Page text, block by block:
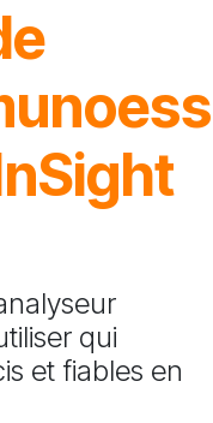
qui
et fiables en